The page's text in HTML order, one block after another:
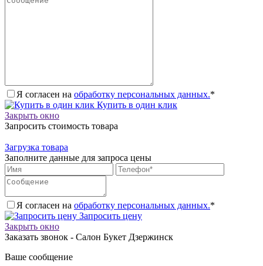
Я согласен на обработку персональных данных.*
Купить в один клик
Закрыть окно
Запросить стоимость товара
Загрузка товара
Заполните данные для запроса цены
Я согласен на обработку персональных данных.*
Запросить цену
Закрыть окно
Заказать звонок - Салон Букет Дзержинск
Ваше сообщение